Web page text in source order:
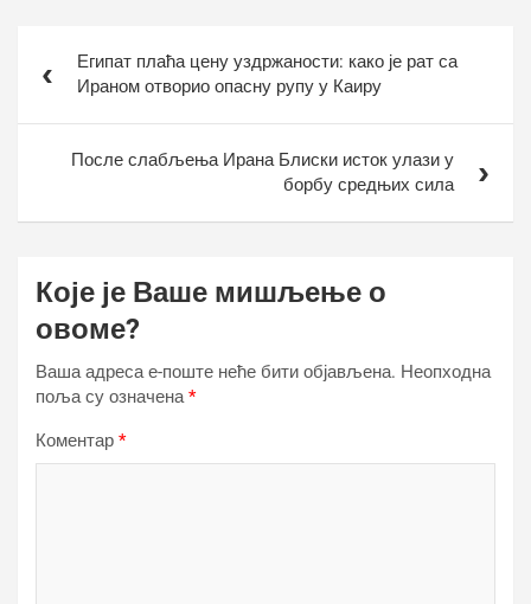
чланкаЕгипат плаћа цену уздржаности: како је рат са
Ираном отворио опасну рупу у Каиру
После слабљења Ирана Блиски исток улази у
борбу средњих сила
Које је Ваше мишљење о
овоме?
Ваша адреса е-поште неће бити објављена. Неопходна
поља су означена*
Коментар *